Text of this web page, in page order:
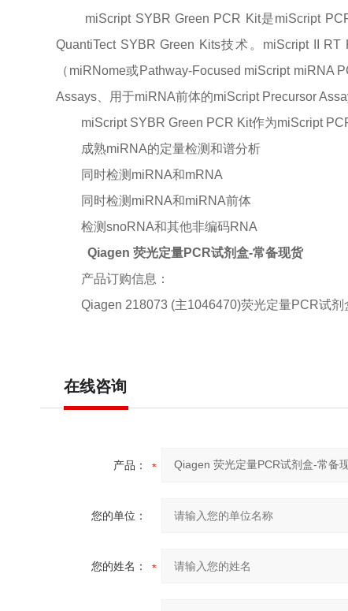
miScript SYBR Green PCR Kit是miScript
QuantiTect SYBR Green Kits技术。miScript II
（miRNome或Pathway-Focused miScript
Assays、用于miRNA前体的miScript Precursor
miScript SYBR Green PCR Kit作为miScript
成熟miRNA的定量检测和谱分析
同时检测 miRNA和mRNA
同时检测 miRNA和miRNA前体
检测snoRNA和其他非编码RNA
Qiagen 荧光定量PCR试剂盒-常备现货
产品订购信息：
Qiagen 218073 (主1046470)荧光定量PCR试
在线咨询
产品：
您的单位：
您的姓名：